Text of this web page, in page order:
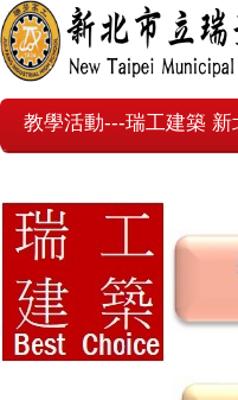
教學活動---瑞工建築 新